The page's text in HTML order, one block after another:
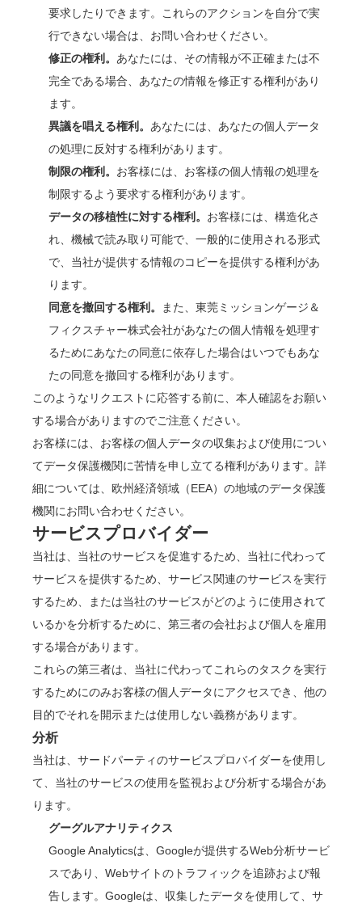
要求したりできます。これらのアクションを自分で実
行できない場合は、お問い合わせください。
修正の権利。 あなたには、その情報が不正確または不
完全である場合、あなたの情報を修正する権利があり
ます。
異議を唱える権利。 あなたには、あなたの個人データ
の処理に反対する権利があります。
制限の権利。 お客様には、お客様の個人情報の処理を
制限するよう要求する権利があります。
データの移植性に対する権利。 お客様には、構造化さ
れ、機械で読み取り可能で、一般的に使用される形式
で、当社が提供する情報のコピーを提供する権利があ
ります。
同意を撤回する権利。
また、東莞ミッションゲージ＆
フィクスチャー株式会社があなたの個人情報を処理す
るためにあなたの同意に依存した場合はいつでもあな
たの同意を撤回する権利があります。
このようなリクエストに応答する前に、本人確認をお願い
する場合がありますのでご注意ください。
お客様には、お客様の個人データの収集および使用につい
てデータ保護機関に苦情を申し立てる権利があります。詳
細については、欧州経済領域（EEA）の地域のデータ保護
機関にお問い合わせください。
サービスプロバイダー
当社は、当社のサービスを促進するため、当社に代わって
サービスを提供するため、サービス関連のサービスを実行
するため、または当社のサービスがどのように使用されて
いるかを分析するために、第三者の会社および個人を雇用
する場合があります。
これらの第三者は、当社に代わってこれらのタスクを実行
するためにのみお客様の個人データにアクセスでき、他の
目的でそれを開示または使用しない義務があります。
分析
当社は、サードパーティのサービスプロバイダーを使用し
て、当社のサービスの使用を監視および分析する場合があ
ります。
グーグルアナリティクス
Google Analyticsは、Googleが提供するWeb分析サービ
スであり、Webサイトのトラフィックを追跡および報
告します。Googleは、収集したデータを使用して、サ